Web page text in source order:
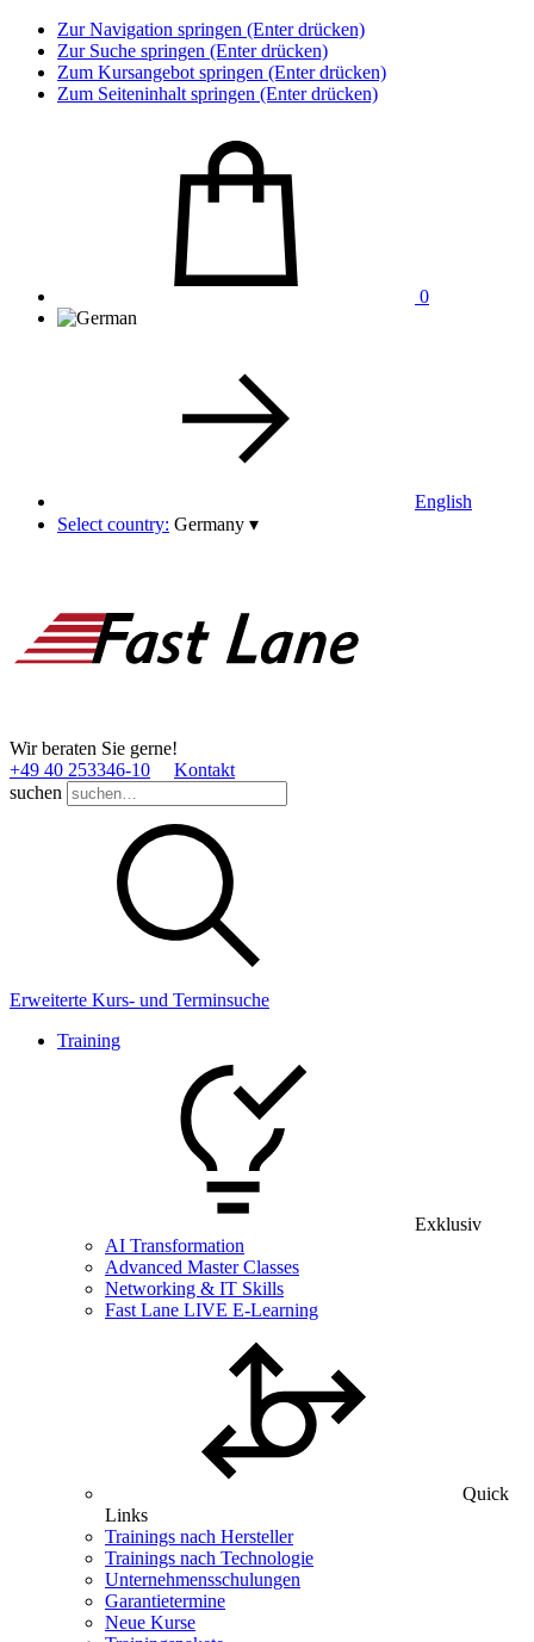
Zur Navigation springen (Enter drücken)
Zur Suche springen (Enter drücken)
Zum Kursangebot springen (Enter drücken)
Zum Seiteninhalt springen (Enter drücken)
0
English
Select country: Germany ▾
Wir beraten Sie gerne!
+49 40 253346­-10
Kontakt
suchen
Erweiterte Kurs- und Terminsuche
Training
Exklusiv
AI Transformation
Advanced Master Classes
Networking & IT Skills
Fast Lane LIVE E-Learning
Quick
Links
Trainings nach Hersteller
Trainings nach Technologie
Unternehmensschulungen
Garantietermine
Neue Kurse